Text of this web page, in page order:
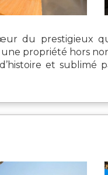
cœur du prestigieux
une propriété hors
et sublimé